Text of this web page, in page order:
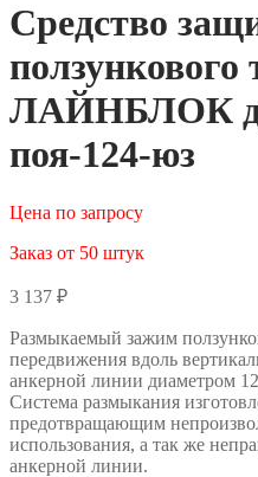
Средство
ЛАЙНБЛОК
поя-124-юз
Цена по запросу
Заказ от 50 штук
3 137 ₽
Размыкаемый зажим
передвижения вдоль
анкерной линии диаметром
Система размыкания
предотвращающим
использования, а так же
анкерной линии.